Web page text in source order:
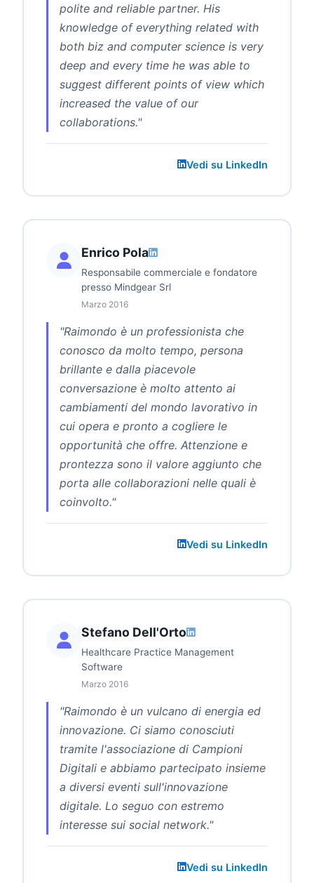
polite and reliable partner. His
knowledge of everything related with
both biz and computer science is very
deep and every time he was able to
suggest different points of view which
increased the value of our
collaborations."
Vedi su LinkedIn
Enrico Pola
Responsabile commerciale e fondatore
presso Mindgear Srl
Marzo 2016
"Raimondo è un professionista che
conosco da molto tempo, persona
brillante e dalla piacevole
conversazione è molto attento ai
cambiamenti del mondo lavorativo in
cui opera e pronto a cogliere le
opportunità che offre. Attenzione e
prontezza sono il valore aggiunto che
porta alle collaborazioni nelle quali è
coinvolto."
Vedi su LinkedIn
Stefano Dell'Orto
Healthcare Practice Management
Software
Marzo 2016
"Raimondo è un vulcano di energia ed
innovazione. Ci siamo conosciuti
tramite l'associazione di Campioni
Digitali e abbiamo partecipato insieme
a diversi eventi sull'innovazione
digitale. Lo seguo con estremo
interesse sui social network."
Vedi su LinkedIn